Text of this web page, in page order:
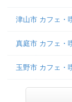
津山市 カフェ・
真庭市 カフェ・
玉野市 カフェ・